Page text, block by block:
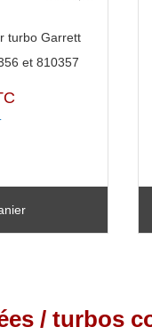
turbo Garrett
et 810357
/ turbos